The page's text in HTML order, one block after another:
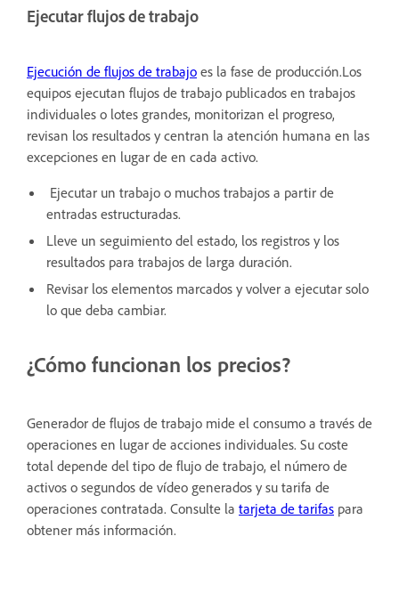
Ejecutar flujos de trabajo
Ejecución de flujos de trabajo es la fase de producción.Los
equipos ejecutan flujos de trabajo publicados en trabajos
individuales o lotes grandes, monitorizan el progreso,
revisan los resultados y centran la atención humana en las
excepciones en lugar de en cada activo.
Ejecutar un trabajo o muchos trabajos a partir de
entradas estructuradas.
Lleve un seguimiento del estado, los registros y los
resultados para trabajos de larga duración.
Revisar los elementos marcados y volver a ejecutar solo
lo que deba cambiar.
¿Cómo funcionan los precios?
Generador de flujos de trabajo mide el consumo a través de
operaciones en lugar de acciones individuales. Su coste
total depende del tipo de flujo de trabajo, el número de
activos o segundos de vídeo generados y su tarifa de
operaciones contratada. Consulte la tarjeta de tarifas para
obtener más información.